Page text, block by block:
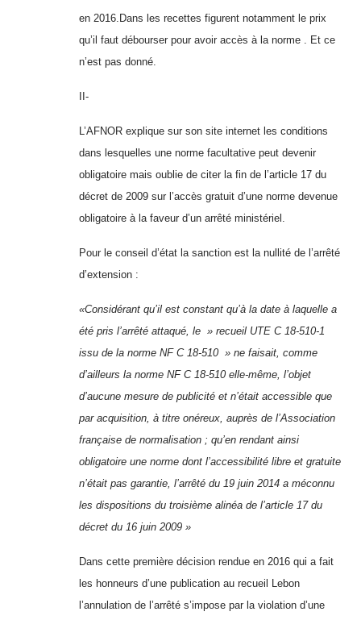
en 2016.Dans les recettes figurent notamment le prix
qu’il faut débourser pour avoir accès à la norme . Et ce
n’est pas donné.
II-
L’AFNOR explique sur son site internet les conditions
dans lesquelles une norme facultative peut devenir
obligatoire mais oublie de citer la fin de l’article 17 du
décret de 2009 sur l’accès gratuit d’une norme devenue
obligatoire à la faveur d’un arrêté ministériel.
Pour le conseil d’état la sanction est la nullité de l’arrêté
d’extension :
«Considérant qu’il est constant qu’à la date à laquelle a
été pris l’arrêté attaqué, le » recueil UTE C 18-510-1
issu de la norme NF C 18-510 » ne faisait, comme
d’ailleurs la norme NF C 18-510 elle-même, l’objet
d’aucune mesure de publicité et n’était accessible que
par acquisition, à titre onéreux, auprès de l’Association
française de normalisation ; qu’en rendant ainsi
obligatoire une norme dont l’accessibilité libre et gratuite
n’était pas garantie, l’arrêté du 19 juin 2014 a méconnu
les dispositions du troisième alinéa de l’article 17 du
décret du 16 juin 2009 »
Dans cette première décision rendue en 2016 qui a fait
les honneurs d’une publication au recueil Lebon
l’annulation de l’arrêté s’impose par la violation d’une